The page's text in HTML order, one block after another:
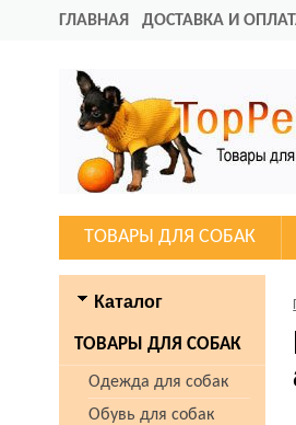
ГЛАВНАЯ ДОСТАВКА И
ТОВАРЫ ДЛЯ СОБАК
Каталог
ТОВАРЫ ДЛЯ СОБАК
Одежда для собак
Обувь для собак